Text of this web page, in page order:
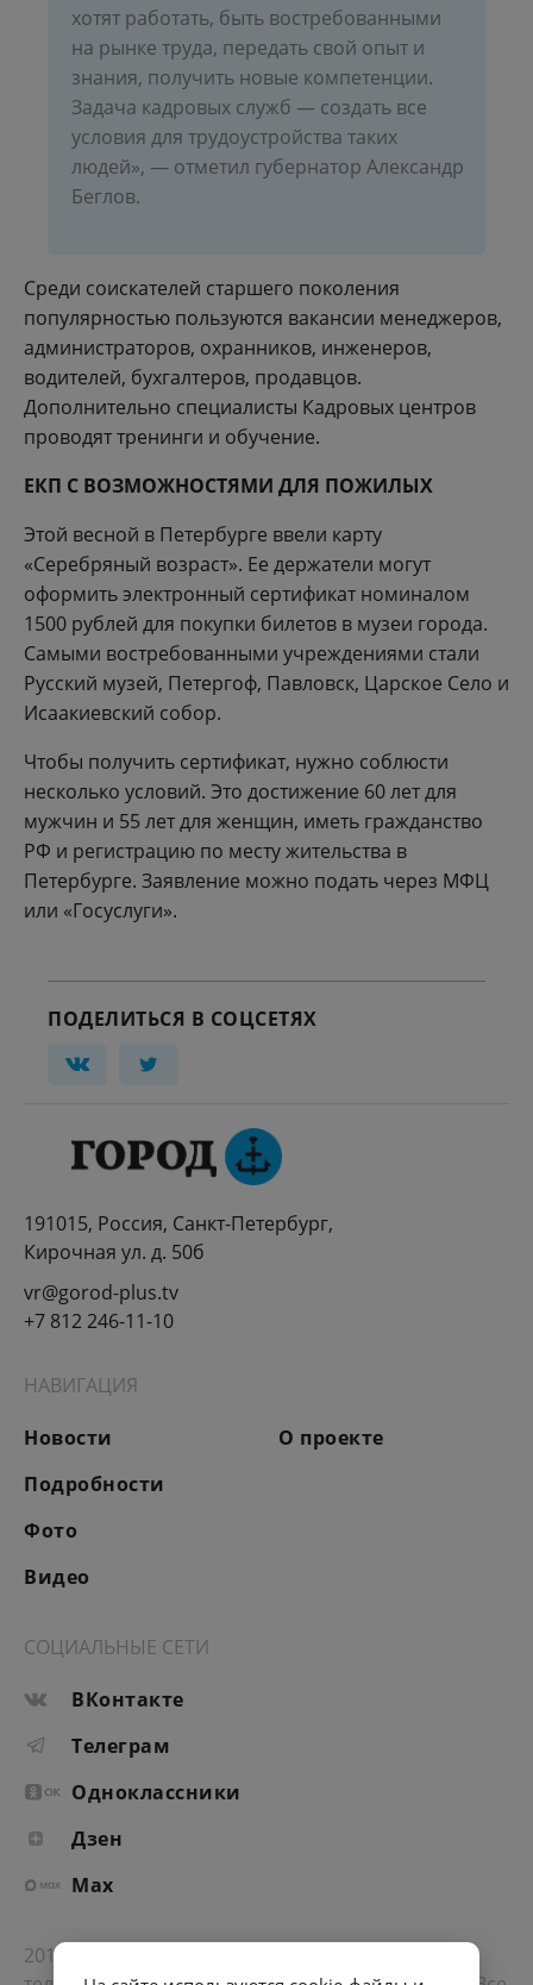
хотят работать, быть востребованными
на рынке труда, передать свой опыт и
знания, получить новые компетенции.
Задача кадровых служб — создать все
условия для трудоустройства таких
людей», — отметил губернатор Александр
Беглов.
Среди соискателей старшего поколения
популярностью пользуются вакансии менеджеров,
администраторов, охранников, инженеров,
водителей, бухгалтеров, продавцов.
Дополнительно специалисты Кадровых центров
проводят тренинги и обучение.
ЕКП С ВОЗМОЖНОСТЯМИ ДЛЯ ПОЖИЛЫХ
Этой весной в Петербурге ввели карту
«Серебряный возраст». Ее держатели могут
оформить электронный сертификат номиналом
1500 рублей для покупки билетов в музеи города.
Самыми востребованными учреждениями стали
Русский музей, Петергоф, Павловск, Царское Село и
Исаакиевский собор.
Чтобы получить сертификат, нужно соблюсти
несколько условий. Это достижение 60 лет для
мужчин и 55 лет для женщин, иметь гражданство
РФ и регистрацию по месту жительства в
Петербурге. Заявление можно подать через МФЦ
или «Госуслуги».
ПОДЕЛИТЬСЯ В СОЦСЕТЯХ
191015, Россия, Санкт-Петербург,
Кирочная ул. д. 50б
vr@gorod-plus.tv
+7 812 246-11-10
НАВИГАЦИЯ
Новости
Подробности
Фото
Видео
О проекте
СОЦИАЛЬНЫЕ СЕТИ
ВКонтакте
Телеграм
Одноклассники
Дзен
Max
2012-2026 © Портал «Электронное интернет-